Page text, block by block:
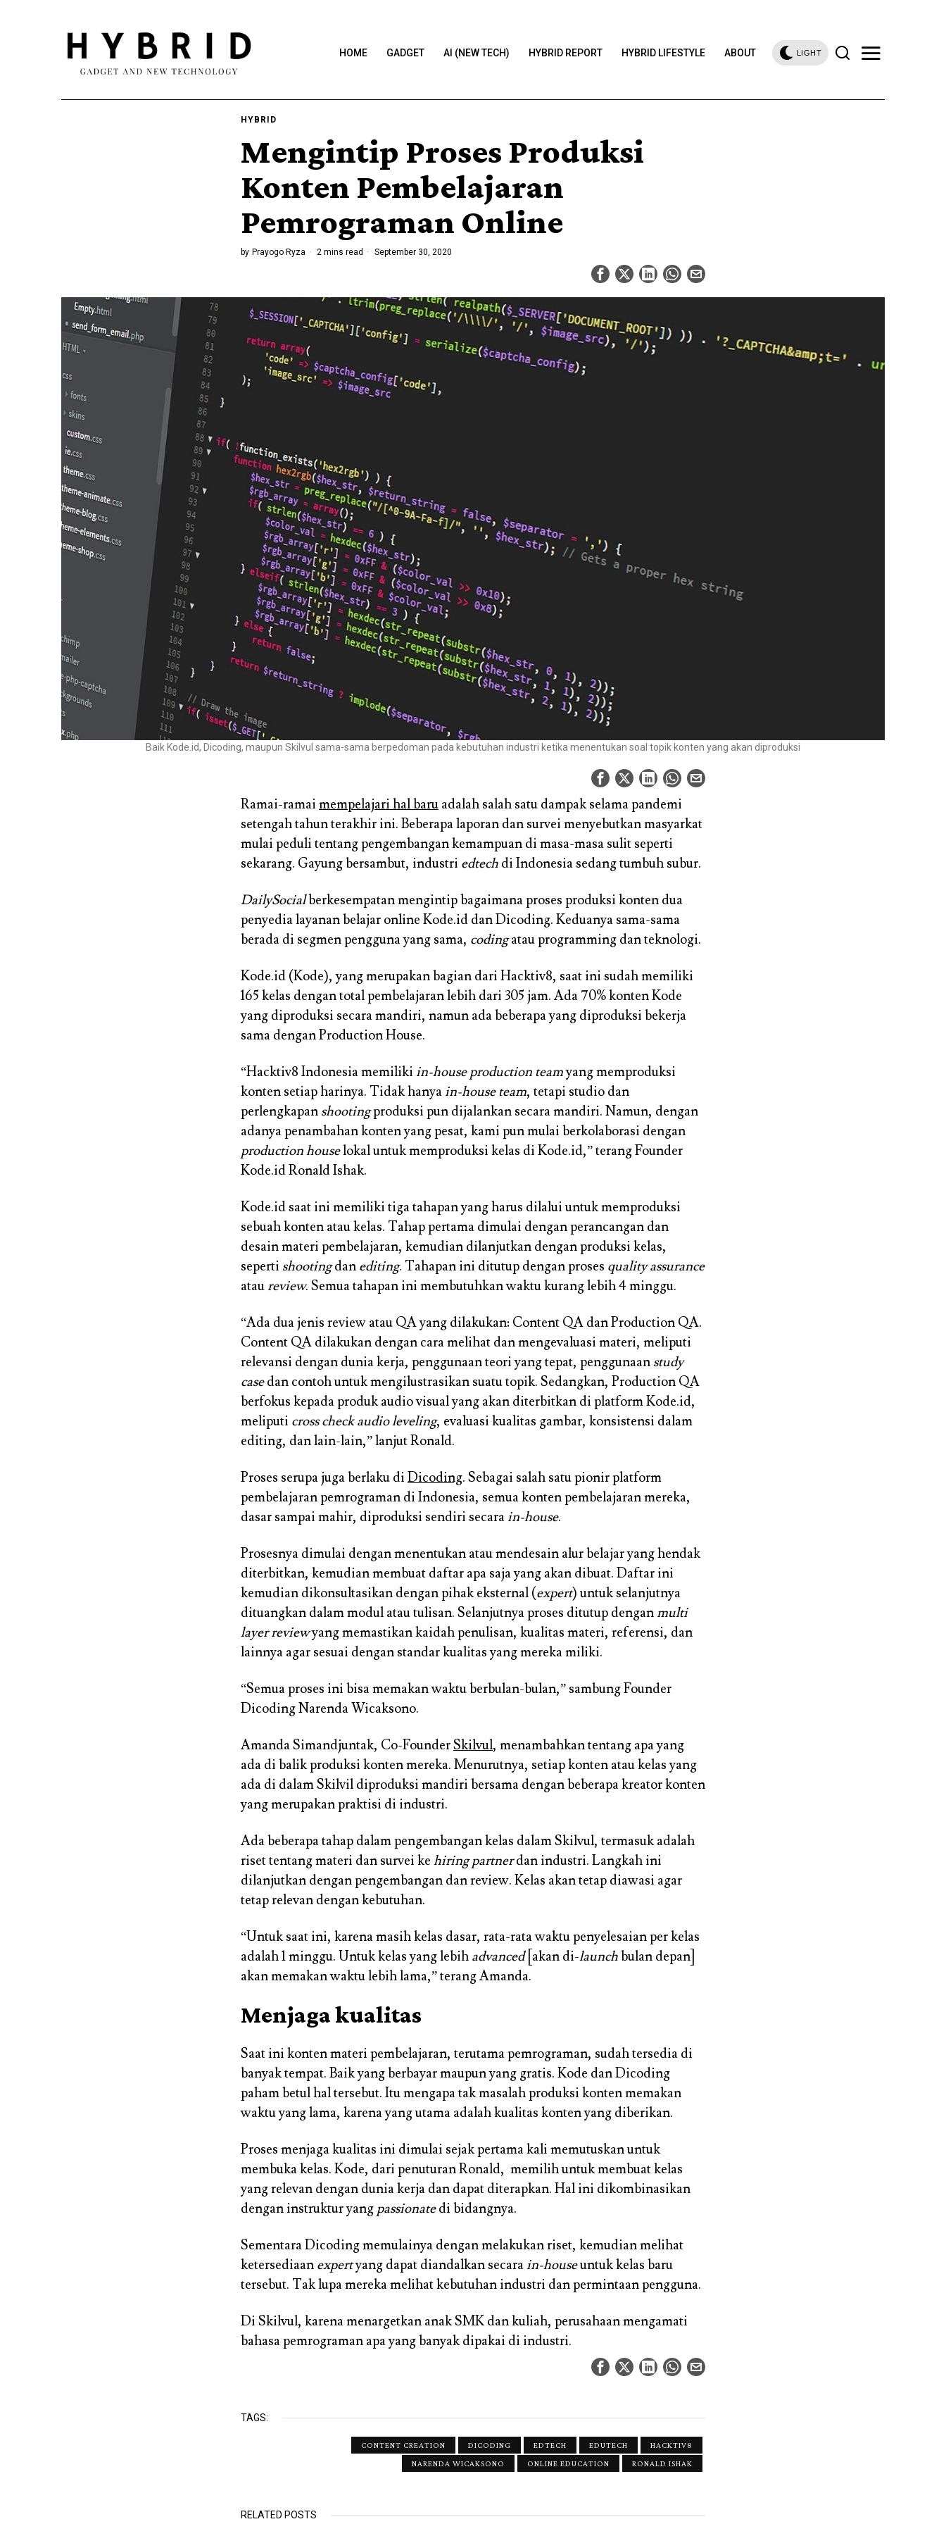
HOME GADGET AI (NEW TECH) HYBRID REPORT HYBRID LIFESTYLE ABOUT LIGHT
HYBRID
Mengintip Proses Produksi
Konten Pembelajaran
Pemrograman Online
by Prayogo Ryza 2 mins read September 30, 2020
Baik Kode.id, Dicoding, maupun Skilvul sama-sama berpedoman pada kebutuhan industri ketika menentukan soal topik konten yang akan diproduksi
Ramai-ramai mempelajari hal baru adalah salah satu dampak selama pandemi
setengah tahun terakhir ini. Beberapa laporan dan survei menyebutkan masyarkat
mulai peduli tentang pengembangan kemampuan di masa-masa sulit seperti
sekarang. Gayung bersambut, industri edtech di Indonesia sedang tumbuh subur.
DailySocialberkesempatan mengintip bagaimana proses produksi konten dua
penyedia layanan belajar online Kode.id dan Dicoding. Keduanya sama-sama
berada di segmen pengguna yang sama, codingatau programming dan teknologi.
Kode.id (Kode), yang merupakan bagian dari Hacktiv8, saat ini sudah memiliki
165 kelas dengan total pembelajaran lebih dari 305 jam. Ada 70% konten Kode
yang diproduksi secara mandiri, namun ada beberapa yang diproduksi bekerja
sama dengan Production House.
“Hacktiv8 Indonesia memiliki in-house production teamyang memproduksi
konten setiap harinya. Tidak hanya in-house team, tetapi studio dan
perlengkapan shootingproduksi pun dijalankan secara mandiri. Namun, dengan
adanya penambahan konten yang pesat, kami pun mulai berkolaborasi dengan
production houselokal untuk memproduksi kelas di Kode.id,” terang Founder
Kode.id Ronald Ishak.
Kode.id saat ini memiliki tiga tahapan yang harus dilalui untuk memproduksi
sebuah konten atau kelas. Tahap pertama dimulai dengan perancangan dan
desain materi pembelajaran, kemudian dilanjutkan dengan produksi kelas,
seperti shootingdan editing. Tahapan ini ditutup dengan proses quality assurance
atau review. Semua tahapan ini membutuhkan waktu kurang lebih 4 minggu.
“Ada dua jenis review atau QA yang dilakukan: Content QA dan Production QA.
Content QA dilakukan dengan cara melihat dan mengevaluasi materi, meliputi
relevansi dengan dunia kerja, penggunaan teori yang tepat, penggunaan study
casedan contoh untuk mengilustrasikan suatu topik. Sedangkan, Production QA
berfokus kepada produk audio visual yang akan diterbitkan di platform Kode.id,
meliputi cross check audio leveling, evaluasi kualitas gambar, konsistensi dalam
editing, dan lain-lain,” lanjut Ronald.
Proses serupa juga berlaku di Dicoding. Sebagai salah satu pionir platform
pembelajaran pemrograman di Indonesia, semua konten pembelajaran mereka,
dasar sampai mahir, diproduksi sendiri secara in-house.
Prosesnya dimulai dengan menentukan atau mendesain alur belajar yang hendak
diterbitkan, kemudian membuat daftar apa saja yang akan dibuat. Daftar ini
kemudian dikonsultasikan dengan pihak eksternal (expert) untuk selanjutnya
dituangkan dalam modul atau tulisan. Selanjutnya proses ditutup dengan multi
layer reviewyang memastikan kaidah penulisan, kualitas materi, referensi, dan
lainnya agar sesuai dengan standar kualitas yang mereka miliki.
“Semua proses ini bisa memakan waktu berbulan-bulan,” sambung Founder
Dicoding Narenda Wicaksono.
Amanda Simandjuntak, Co-FounderSkilvul, menambahkan tentang apa yang
ada di balik produksi konten mereka. Menurutnya, setiap konten atau kelas yang
ada di dalam Skilvil diproduksi mandiri bersama dengan beberapa kreator konten
yang merupakan praktisi di industri.
Ada beberapa tahap dalam pengembangan kelas dalam Skilvul, termasuk adalah
riset tentang materi dan survei ke hiring partnerdan industri. Langkah ini
dilanjutkan dengan pengembangan dan review. Kelas akan tetap diawasi agar
tetap relevan dengan kebutuhan.
“Untuk saat ini, karena masih kelas dasar, rata-rata waktu penyelesaian per kelas
adalah 1 minggu. Untuk kelas yang lebih advanced[akan di-launchbulan depan]
akan memakan waktu lebih lama,” terang Amanda.
Menjaga kualitas
Saat ini konten materi pembelajaran, terutama pemrograman, sudah tersedia di
banyak tempat. Baik yang berbayar maupun yang gratis. Kode dan Dicoding
paham betul hal tersebut. Itu mengapa tak masalah produksi konten memakan
waktu yang lama, karena yang utama adalah kualitas konten yang diberikan.
Proses menjaga kualitas ini dimulai sejak pertama kali memutuskan untuk
membuka kelas. Kode, dari penuturan Ronald, memilih untuk membuat kelas
yang relevan dengan dunia kerja dan dapat diterapkan. Hal ini dikombinasikan
dengan instruktur yang passionatedi bidangnya.
Sementara Dicoding memulainya dengan melakukan riset, kemudian melihat
ketersediaan expertyang dapat diandalkan secara in-houseuntuk kelas baru
tersebut. Tak lupa mereka melihat kebutuhan industri dan permintaan pengguna.
Di Skilvul, karena menargetkan anak SMK dan kuliah, perusahaan mengamati
bahasa pemrograman apa yang banyak dipakai di industri.
TAGS:
CONTENT CREATION DICODING EDTECH EDUTECH
HACKTIV8
NARENDA WICAKSONO
ONLINE EDUCATION RONALD ISHAK
RELATED POSTS